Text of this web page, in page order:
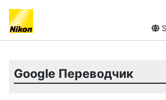
Google Переводчик